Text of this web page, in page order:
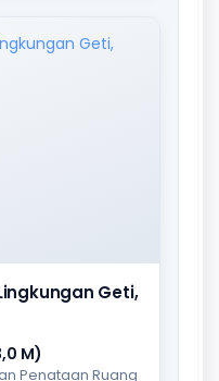
Geti,
M)
Penataan Ruang